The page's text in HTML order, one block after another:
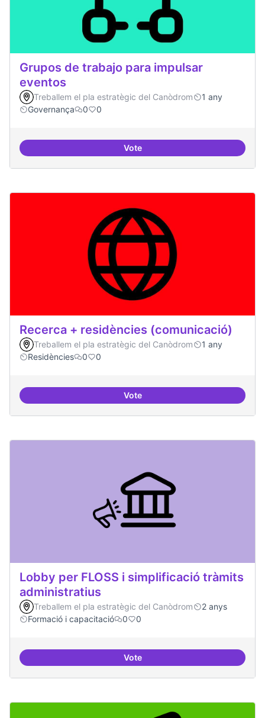
Grupos de trabajo para impulsar
eventos
Treballem el pla estratègic del Canòdrom
1 any
Governança
0 0
VoteGrupos de trabajo para impulsar
Recerca + residències (comunicació)
Treballem el pla estratègic del Canòdrom
1 any
Residències
0 0
VoteRecerca + residències
Lobby per FLOSS i simplificació tràmits
administratius
Treballem el pla estratègic del Canòdrom
2 anys
Formació i capacitació
0 0
VoteLobby per FLOSS i